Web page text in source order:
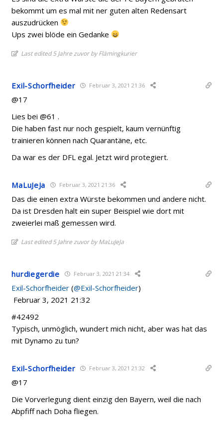
bekommt um es mal mit ner guten alten Redensart
auszudrücken
Ups zwei blöde ein Gedanke
Last edited 5 Jahre zuvor by Flämingkurier
Exil-Schorfheider Februar 3, 2021 21:36
@17
Lies bei @61 .
Die haben fast nur noch gespielt, kaum vernünftig
trainieren können nach Quarantäne, etc.
Da war es der DFL egal. Jetzt wird protegiert.
MaLuJeJa Februar 3, 2021 21:36
Das die einen extra Würste bekommen und andere nicht.
Da ist Dresden halt ein super Beispiel wie dort mit
zweierlei maß gemessen wird.
Last edited 5 Jahre zuvor by MaLuJeJa
hurdiegerdie Februar 3, 2021 21:34
Exil-Schorfheider (@Exil-Schorfheider)
Februar 3, 2021 21:32
#42492
Typisch, unmöglich, wundert mich nicht, aber was hat das
mit Dynamo zu tun?
Exil-Schorfheider Februar 3, 2021 21:32
@17
Die Vorverlegung dient einzig den Bayern, weil die nach
Abpfiff nach Doha fliegen.